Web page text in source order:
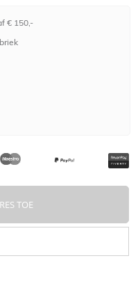
€ 150,-
TOE